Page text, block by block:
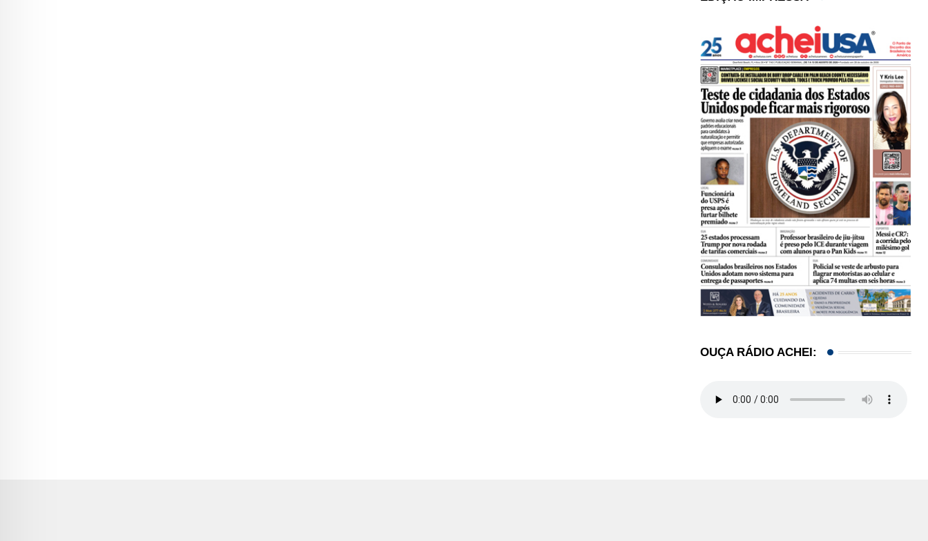
OUÇA RÁDIO ACHEI: